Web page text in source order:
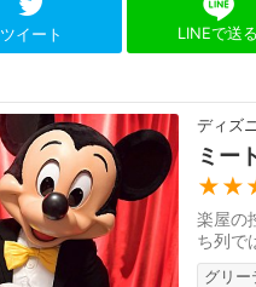
ツイート LINEで送る
ディズ
ミー
楽屋の
ち列で
グリー